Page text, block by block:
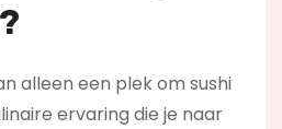
alleen een plek om sushi
ervaring die je naar